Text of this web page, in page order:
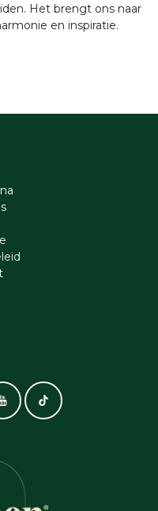
Het brengt ons naar
en inspiratie.